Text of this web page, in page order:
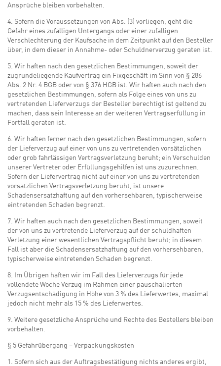
Ansprüche bleiben vorbehalten.
4. Sofern die Voraussetzungen von Abs. (3) vorliegen, geht die
Gefahr eines zufälligen Untergangs oder einer zufälligen
Verschlechterung der Kaufsache in dem Zeitpunkt auf den Besteller
über, in dem dieser in Annahme- oder Schuldnerverzug geraten ist.
5. Wir haften nach den gesetzlichen Bestimmungen, soweit der
zugrundeliegende Kaufvertrag ein Fixgeschäft im Sinn von § 286
Abs. 2 Nr. 4 BGB oder von § 376 HGB ist. Wir haften auch nach den
gesetzlichen Bestimmungen, sofern als Folge eines von uns zu
vertretenden Lieferverzugs der Besteller berechtigt ist geltend zu
machen, dass sein Interesse an der weiteren Vertragserfüllung in
Fortfall geraten ist.
6. Wir haften ferner nach den gesetzlichen Bestimmungen, sofern
der Lieferverzug auf einer von uns zu vertretenden vorsätzlichen
oder grob fahrlässigen Vertragsverletzung beruht; ein Verschulden
unserer Vertreter oder Erfüllungsgehilfen ist uns zuzurechnen.
Sofern der Liefervertrag nicht auf einer von uns zu vertretenden
vorsätzlichen Vertragsverletzung beruht, ist unsere
Schadensersatzhaftung auf den vorhersehbaren, typischerweise
eintretenden Schaden begrenzt.
7. Wir haften auch nach den gesetzlichen Bestimmungen, soweit
der von uns zu vertretende Lieferverzug auf der schuldhaften
Verletzung einer wesentlichen Vertragspflicht beruht; in diesem
Fall ist aber die Schadensersatzhaftung auf den vorhersehbaren,
typischerweise eintretenden Schaden begrenzt.
8. Im Übrigen haften wir im Fall des Lieferverzugs für jede
vollendete Woche Verzug im Rahmen einer pauschalierten
Verzugsentschädigung in Höhe von 3 % des Lieferwertes, maximal
jedoch nicht mehr als 15 % des Lieferwertes.
9. Weitere gesetzliche Ansprüche und Rechte des Bestellers bleiben
vorbehalten.
§ 5 Gefahrübergang – Verpackungskosten
1. Sofern sich aus der Auftragsbestätigung nichts anderes ergibt,